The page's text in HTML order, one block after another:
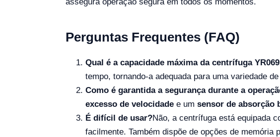
Perguntas Frequentes (FAQ)
Qual é a capacidade máxima da centrífuga
tempo, tornando-a adequada para uma variedade
Como é garantida a segurança durante a
excesso de velocidade e um sensor de absorção
É difícil de usar?Não, a centrífuga está equipada
facilmente. Também dispõe de opções de memória